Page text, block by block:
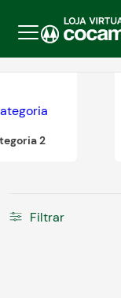
2
Filtrar